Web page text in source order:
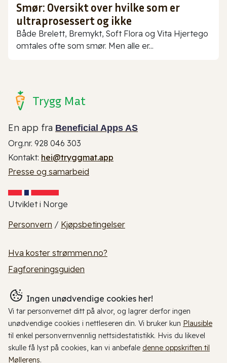
Smør: Oversikt over hvilke som er
ultraprosessert og ikke
Både Brelett, Bremykt, Soft Flora og Vita Hjertego
omtales ofte som smør. Men alle er...
Trygg Mat
En app fra Beneficial Apps AS
Org.nr. 928 046 303
Kontakt: hei@tryggmat.app
Presse og samarbeid
Utviklet i Norge
Personvern / Kjøpsbetingelser
Hva koster strømmen.no?
Fagforeningsguiden
Ingen unødvendige cookies her!
Vi tar personvernet ditt på alvor, og lagrer derfor ingen
unødvendige cookies i nettleseren din. Vi bruker kun Plausible
til enkel personvernvennlig nettsidestatistikk. Hvis du likevel
skulle få lyst på cookies, kan vi anbefale denne oppskriften til
Møllerens.